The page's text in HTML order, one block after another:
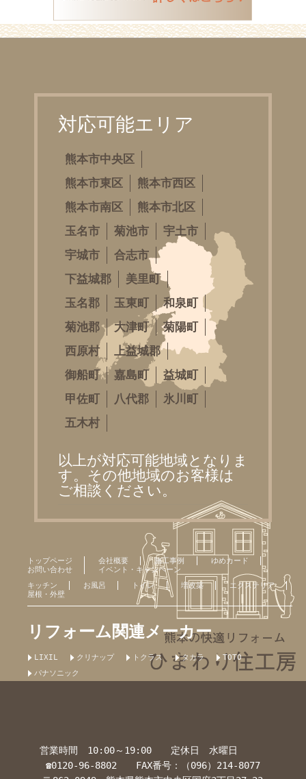
対応可能エリア
熊本市中央区
熊本市東区
熊本市西区
熊本市南区
熊本市北区
玉名市
菊池市
宇土市
宇城市
合志市
下益城郡
美里町
玉名郡
玉東町
和泉町
菊池郡
大津町
菊陽町
西原村
上益城郡
御船町
嘉島町
益城町
甲佐町
八代郡
氷川町
五木村
以上が対応可能地域となりま
す。その他地域のお客様は
ご相談ください。
トップページ 会社概要 施工事例
ゆめカード
お問い合わせ
イベント・キャンペーン
キッチン
お風呂 トイレ 増改築
エクステリア
屋根・外壁
リフォーム関連メーカー
LIXIL クリナップ トクラス タカラ
TOTO
パナソニック
営業時間 10:00～19:00 定休日 水曜日
☎0120-96-8802 FAX番号：（096）214-8077